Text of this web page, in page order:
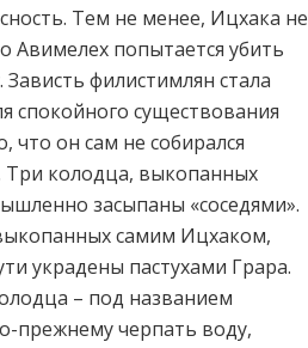
Тем не менее, Ицхака не
Авимелех попытается убить
Зависть филистимлян стала
спокойного существования
что он сам не собирался
Три колодца, выкопанных
засыпаны «соседями».
самим Ицхаком,
украдены пастухами Грара.
– под названием
прежнему черпать воду,